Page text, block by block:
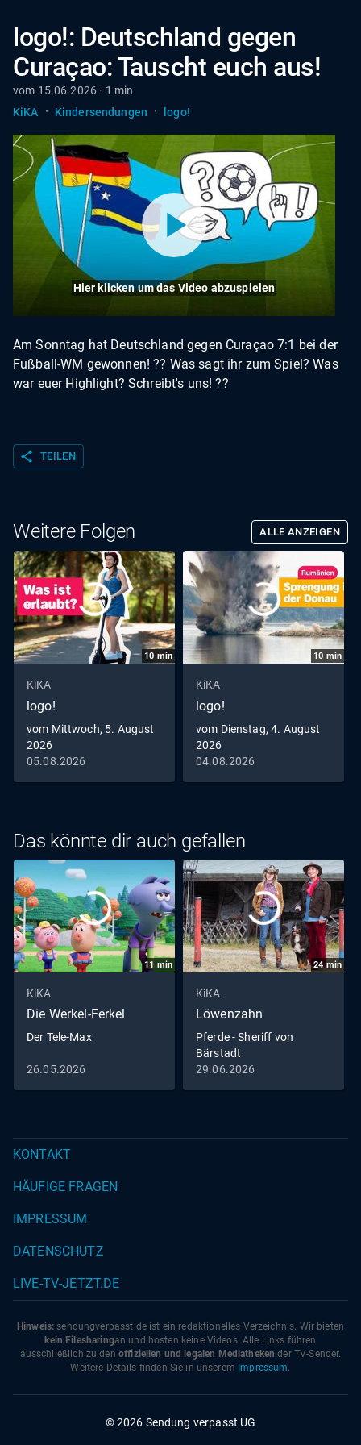
logo!: Deutschland gegen
Curaçao: Tauscht euch aus!
vom 15.06.2026 · 1 min
KiKA
· Kindersendungen · logo!
Hier klicken um das Video abzuspielen
Am Sonntag hat Deutschland gegen Curaçao 7:1 bei der
Fußball-WM gewonnen! ?? Was sagt ihr zum Spiel? Was
war euer Highlight? Schreibt's uns! ??
share TEILEN
Weitere Folgen ALLE ANZEIGEN
10 min
KiKA
logo!
vom Mittwoch, 5. August
2026
05.08.2026
10 min
KiKA
logo!
vom Dienstag, 4. August
2026
04.08.2026
Das könnte dir auch gefallen
11 min
KiKA
Die Werkel-Ferkel
Der Tele-Max
26.05.2026
24 min
KiKA
Löwenzahn
Pferde - Sheriff von
Bärstadt
29.06.2026
KONTAKT
HÄUFIGE FRAGEN
IMPRESSUM
DATENSCHUTZ
LIVE-TV-JETZT.DE
Hinweis: sendungverpasst.de ist ein redaktionelles Verzeichnis. Wir bieten
kein Filesharingan und hosten keine Videos. Alle Links führen
ausschließlich zu den offiziellen und legalen Mediatheken der TV-Sender.
Weitere Details finden Sie in unserem Impressum.
© 2026 Sendung verpasst UG